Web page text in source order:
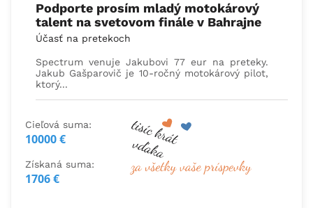
Podporte prosím mladý motokárový
talent na svetovom finále v Bahrajne
Účasť na pretekoch
Spectrum venuje Jakubovi 77 eur na preteky.
Jakub Gašparovič je 10-ročný motokárový pilot,
ktorý...
Cieľová suma:
10000 €
Získaná suma:
1706 €